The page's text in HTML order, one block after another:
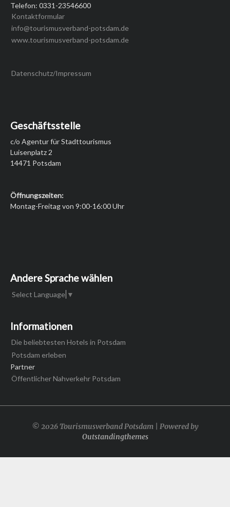
Telefon: 0331-23546600
Kontaktformular
info@tourismusverband-potsdam.de
www.tourismusverband-potsdam.de
Datenschutz/Impressum
Geschäftsstelle
c/o Agentur für Stadttourismus
Luisenplatz 2
14471 Potsdam
Öffnungszeiten:
Montag-Freitag von 9:00-16:00 Uhr
Andere Sprache wählen
Select Language ▼
Informationen
Die beliebtesten Hotels in Potsdam
Potsdam erleben
Partner
Öffentlicher Nahverkehr Potsdam
© 2026 Tourismusverband Potsdam | Powered by
Outstandingthemes